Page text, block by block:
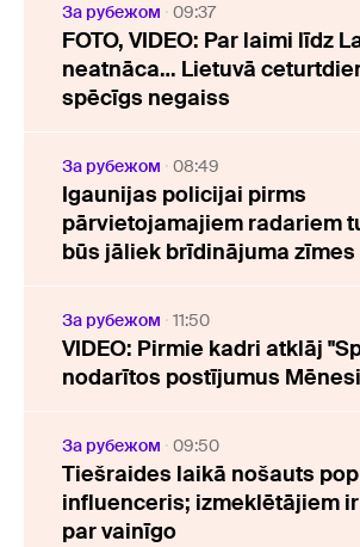
За рубежом 09:37
FOTO, VIDEO: Par laimi līdz
neatnāca… Lietuvā
spēcīgs negaiss
За рубежом 08:49
Igaunijas policijai pirms
pārvietojamajiem radariem
būs jāliek brīdinājuma zīmes
За рубежом 11:50
VIDEO: Pirmie kadri atklāj
nodarītos postījumus
За рубежом 09:50
Tiešraides laikā nošauts
influenceris; izmeklētājiem
par vainīgo